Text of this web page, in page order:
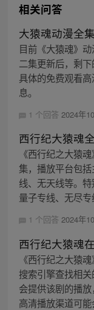
相关问答
大猿魂动漫全
目前《大猿魂》
二集更新后，剩
具体的免费观看
息。
1 个回答 2024年
西行纪大猿魂
《西行纪之大猿
集，播放平台包
线、无天线等。特
量子专线、无尽
1 个回答 2024年
西行纪大猿魂
《西行纪之大猿
搜索引擎查找相
会提供该剧的播
高清播放渠道可